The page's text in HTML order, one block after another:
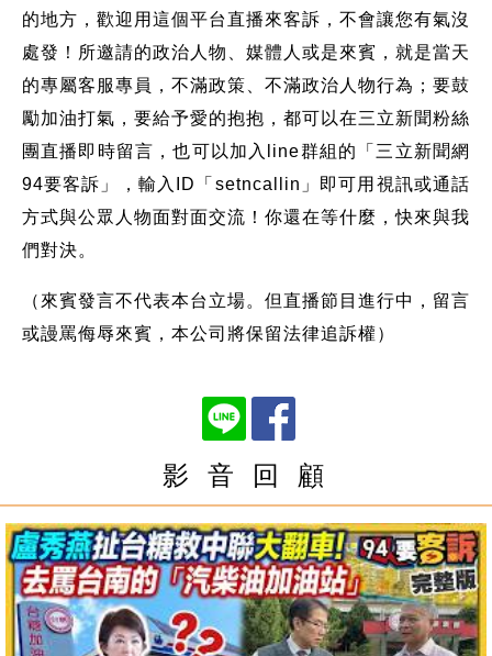
的地方，歡迎用這個平台直播來客訴，不會讓您有氣沒
處發！所邀請的政治人物、媒體人或是來賓，就是當天
的專屬客服專員，不滿政策、不滿政治人物行為；要鼓
勵加油打氣，要給予愛的抱抱，都可以在三立新聞粉絲
團直播即時留言，也可以加入line群組的「三立新聞網
94要客訴」，輸入ID「setncallin」即可用視訊或通話
方式與公眾人物面對面交流！你還在等什麼，快來與我
們對決。
（來賓發言不代表本台立場。但直播節目進行中，留言
或謾罵侮辱來賓，本公司將保留法律追訴權）
影 音 回 顧